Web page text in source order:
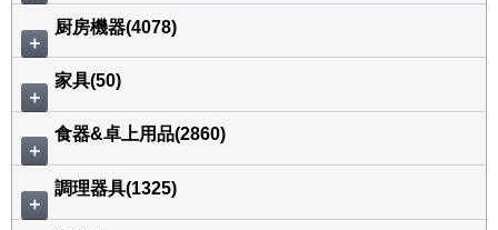
＋
厨房機器(4078)
＋
家具(50)
＋
食器&卓上用品(2860)
＋
調理器具(1325)